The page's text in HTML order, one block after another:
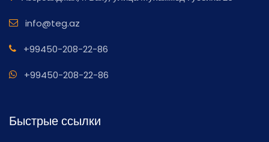
info@teg.az
+99450-208-22-86
+99450-208-22-86
Быстрые ссылки